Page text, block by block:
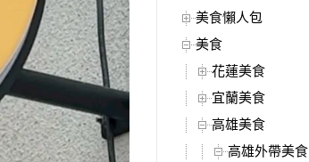
美食懶人包
美食
花蓮美食
宜蘭美食
高雄美食
高雄外帶美食